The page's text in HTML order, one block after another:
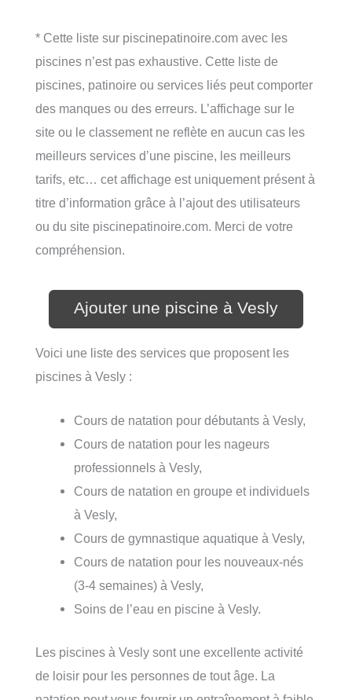
* Cette liste sur piscinepatinoire.com avec les
piscines n’est pas exhaustive. Cette liste de
piscines, patinoire ou services liés peut comporter
des manques ou des erreurs. L’affichage sur le
site ou le classement ne reflète en aucun cas les
meilleurs services d’une piscine, les meilleurs
tarifs, etc… cet affichage est uniquement présent à
titre d’information grâce à l’ajout des utilisateurs
ou du site piscinepatinoire.com. Merci de votre
compréhension.
Ajouter une piscine à Vesly
Voici une liste des services que proposent les
piscines à Vesly :
Cours de natation pour débutants à Vesly,
Cours de natation pour les nageurs
professionnels à Vesly,
Cours de natation en groupe et individuels
à Vesly,
Cours de gymnastique aquatique à Vesly,
Cours de natation pour les nouveaux-nés
(3-4 semaines) à Vesly,
Soins de l’eau en piscine à Vesly.
Les piscines à Vesly sont une excellente activité
de loisir pour les personnes de tout âge. La